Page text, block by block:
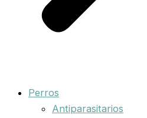
Perros
Antiparasitarios